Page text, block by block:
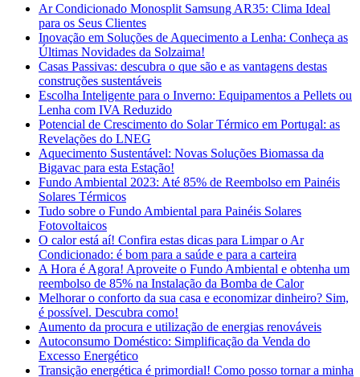
Ar Condicionado Monosplit Samsung AR35: Clima Ideal
para os Seus Clientes
Inovação em Soluções de Aquecimento a Lenha: Conheça as
Últimas Novidades da Solzaima!
Casas Passivas: descubra o que são e as vantagens destas
construções sustentáveis
Escolha Inteligente para o Inverno: Equipamentos a Pellets ou
Lenha com IVA Reduzido
Potencial de Crescimento do Solar Térmico em Portugal: as
Revelações do LNEG
Aquecimento Sustentável: Novas Soluções Biomassa da
Bigavac para esta Estação!
Fundo Ambiental 2023: Até 85% de Reembolso em Painéis
Solares Térmicos
Tudo sobre o Fundo Ambiental para Painéis Solares
Fotovoltaicos
O calor está aí! Confira estas dicas para Limpar o Ar
Condicionado: é bom para a saúde e para a carteira
A Hora é Agora! Aproveite o Fundo Ambiental e obtenha um
reembolso de 85% na Instalação da Bomba de Calor
Melhorar o conforto da sua casa e economizar dinheiro? Sim,
é possível. Descubra como!
Aumento da procura e utilização de energias renováveis
Autoconsumo Doméstico: Simplificação da Venda do
Excesso Energético
Transição energética é primordial! Como posso tornar a minha